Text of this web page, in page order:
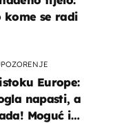
se radi
Europe:
napasti, a
Moguć i